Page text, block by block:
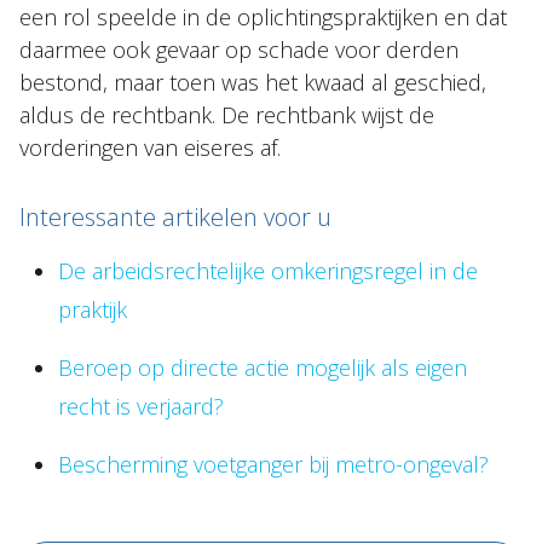
een rol speelde in de oplichtingspraktijken en dat
daarmee ook gevaar op schade voor derden
bestond, maar toen was het kwaad al geschied,
aldus de rechtbank. De rechtbank wijst de
vorderingen van eiseres af.
Interessante artikelen voor u
De arbeidsrechtelijke omkeringsregel in de
praktijk
Beroep op directe actie mogelijk als eigen
recht is verjaard?
Bescherming voetganger bij metro-ongeval?